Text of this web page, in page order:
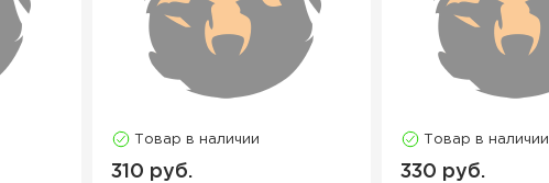
Товар в наличии
310 руб.
Товар в наличии
330 руб.